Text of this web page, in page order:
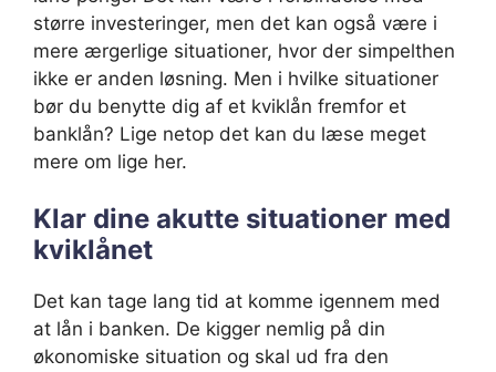
større investeringer, men det kan også være i
mere ærgerlige situationer, hvor der simpelthen
ikke er anden løsning. Men i hvilke situationer
bør du benytte dig af et kviklån fremfor et
banklån? Lige netop det kan du læse meget
mere om lige her.
Klar dine akutte situationer med
kviklånet
Det kan tage lang tid at komme igennem med
at lån i banken. De kigger nemlig på din
økonomiske situation og skal ud fra den